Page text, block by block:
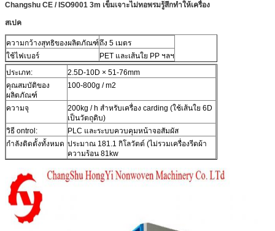
Changshu CE / ISO9001 3m เข็มเจาะไม่ทอพรมรู้สึกทำให้เครื่อง
สเปค
ความกว้างสุทธิของผลิตภัณฑ์ถึง 5 เมตร
ใช้ไฟเบอร์
PET และเส้นใย PP ฯลฯ
ประเภท:
2.5D-10D × 51-76mm
คุณสมบัติของ
ผลิตภัณฑ์
100-800g / m2
ความจุ
200kg / h สำหรับเครื่อง carding (ใช้เส้นใย 6D
เป็นวัตถุดิบ)
วิธี ontrol:
PLC และระบบควบคุมหน้าจอสัมผัส
กำลังติดตั้งทั้งหมด ประมาณ 181.1 กิโลวัตต์ (ไม่รวมเครื่องรีดผ้า
ความร้อน 81kw